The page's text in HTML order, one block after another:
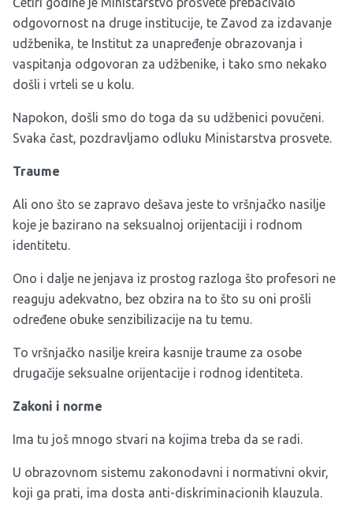
odgovornost na druge institucije, te Zavod za izdavanje
udžbenika, te Institut za unapređenje obrazovanja i
vaspitanja odgovoran za udžbenike, i tako smo nekako
došli i vrteli se u kolu.
Napokon, došli smo do toga da su udžbenici povučeni.
Svaka čast, pozdravljamo odluku Ministarstva prosvete.
Traume
Ali ono što se zapravo dešava jeste to vršnjačko nasilje
koje je bazirano na seksualnoj orijentaciji i rodnom
identitetu.
Ono i dalje ne jenjava iz prostog razloga što profesori ne
reaguju adekvatno, bez obzira na to što su oni prošli
određene obuke senzibilizacije na tu temu.
To vršnjačko nasilje kreira kasnije traume za osobe
drugačije seksualne orijentacije i rodnog identiteta.
Zakoni i norme
Ima tu još mnogo stvari na kojima treba da se radi.
U obrazovnom sistemu zakonodavni i normativni okvir,
koji ga prati, ima dosta anti-diskriminacionih klauzula.